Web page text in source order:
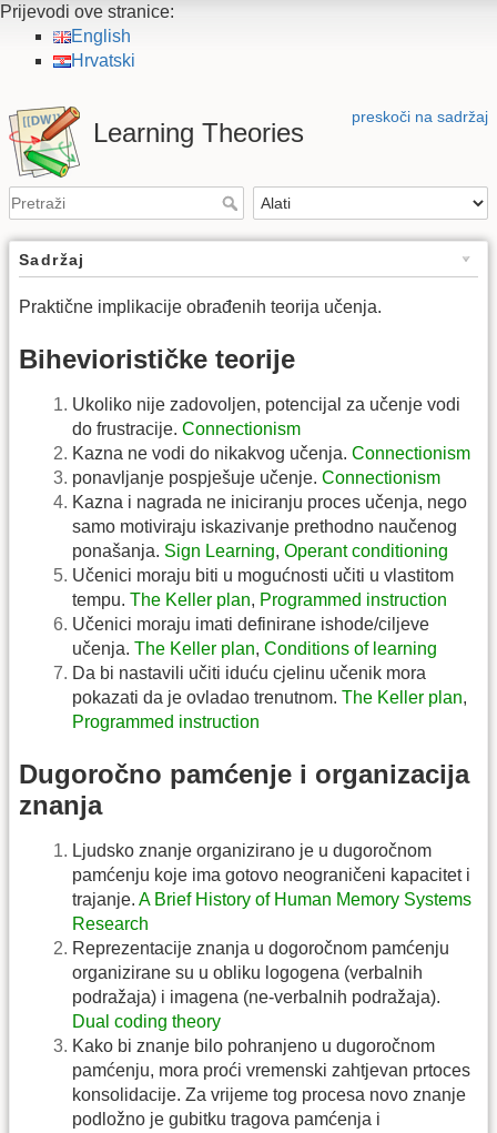
Prijevodi ove stranice:
English
Hrvatski
preskoči na sadržaj
Learning Theories
Sadržaj
Praktične implikacije obrađenih teorija učenja.
Biheviorističke teorije
Ukoliko nije zadovoljen, potencijal za učenje vodi
do frustracije. Connectionism
Kazna ne vodi do nikakvog učenja. Connectionism
ponavljanje pospješuje učenje. Connectionism
Kazna i nagrada ne iniciranju proces učenja, nego
samo motiviraju iskazivanje prethodno naučenog
ponašanja. Sign Learning, Operant conditioning
Učenici moraju biti u mogućnosti učiti u vlastitom
tempu. The Keller plan, Programmed instruction
Učenici moraju imati definirane ishode/ciljeve
učenja. The Keller plan, Conditions of learning
Da bi nastavili učiti iduću cjelinu učenik mora
pokazati da je ovladao trenutnom. The Keller plan,
Programmed instruction
Dugoročno pamćenje i organizacija
znanja
Ljudsko znanje organizirano je u dugoročnom
pamćenju koje ima gotovo neograničeni kapacitet i
trajanje. A Brief History of Human Memory Systems
Research
Reprezentacije znanja u dogoročnom pamćenju
organizirane su u obliku logogena (verbalnih
podražaja) i imagena (ne-verbalnih podražaja).
Dual coding theory
Kako bi znanje bilo pohranjeno u dugoročnom
pamćenju, mora proći vremenski zahtjevan prtoces
konsolidacije. Za vrijeme tog procesa novo znanje
podložno je gubitku tragova pamćenja i